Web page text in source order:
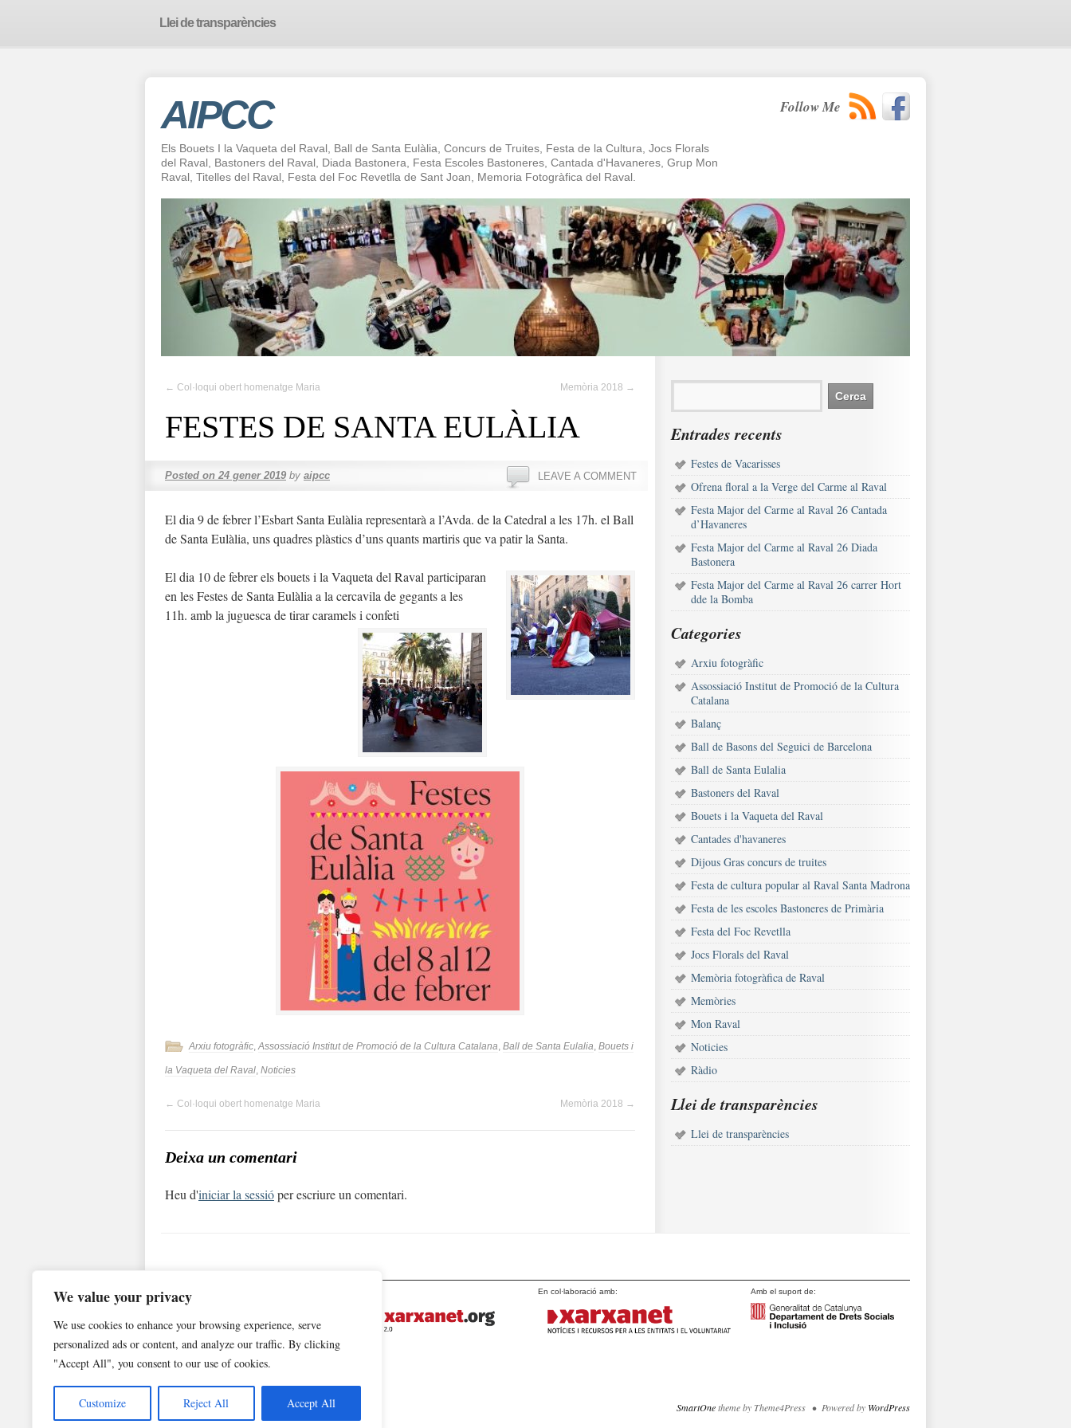
We value your privacy
We use cookies to enhance your browsing experience, serve
personalized ads or content, and analyze our traffic. By clicking
"Accept All", you consent to our use of cookies.
Customize Reject All Accept All
Llei de transparències
AIPCC Follow Me
Els Bouets I la Vaqueta del Raval, Ball de Santa Eulàlia, Concurs de Truites, Festa de la Cultura, Jocs Florals
del Raval, Bastoners del Raval, Diada Bastonera, Festa Escoles Bastoneres, Cantada d'Havaneres, Grup Mon
Raval, Titelles del Raval, Festa del Foc Revetlla de Sant Joan, Memoria Fotogràfica del Raval.
← Col·loqui obert homenatge Maria Memòria 2018 →
FESTES DE SANTA EULÀLIA
Posted on 24 gener 2019 by aipcc LEAVE A COMMENT
El dia 9 de febrer l’Esbart Santa Eulàlia representarà a l’Avda. dela Catedral a les 17h. el Ball
de Santa Eulàlia, uns quadres plàstics d’uns quants martiris que va patir la Santa.
El dia 10 de febrer els bouets i la Vaqueta del Raval participaran
en les Festes de Santa Eulàlia a la cercavila de gegants a les
11h. ambla juguesca de tirar caramels i confeti
Arxiu fotogràfic,Assossiació Institut de Promoció de la Cultura Catalana, Ball de Santa Eulalia, Bouets i
la Vaqueta del Raval, Noticies
← Col·loqui obert homenatge Maria Memòria 2018 →
Deixa un comentari
Heu d'iniciar la sessióper escriure un comentari.
Entrades recents
Festes de Vacarisses
Ofrena floral a la Verge del Carme al Raval
Festa Major del Carme al Raval 26 Cantada
d’Havaneres
Festa Major del Carme al Raval 26 Diada
Bastonera
Festa Major del Carme al Raval 26 carrer Hort
dde la Bomba
Categories
Arxiu fotogràfic
Assossiació Institut de Promoció de la Cultura
Catalana
Balanç
Ball de Basons del Seguici de Barcelona
Ball de Santa Eulalia
Bastoners del Raval
Bouets i la Vaqueta del Raval
Cantades d'havaneres
Dijous Gras concurs de truites
Festa de cultura popular al Raval Santa Madrona
Festa de les escoles Bastoneres de Primària
Festa del Foc Revetlla
Jocs Florals del Raval
Memòria fotogràfica de Raval
Memòries
Mon Raval
Noticies
Ràdio
Llei de transparències
Llei de transparències
En col·laboració amb: Amb el suport de:
AIPCC SmartOnetheme by Theme4Press • Powered by WordPress